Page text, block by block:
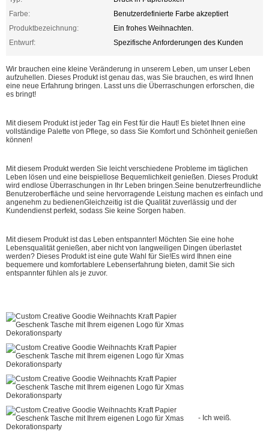
Farbe:
Benutzerdefinierte Farbe akzeptiert
Produktbezeichnung:
Ein frohes Weihnachten.
Entwurf:
Spezifische Anforderungen des Kunden
Wir brauchen eine kleine Veränderung in unserem Leben, um unser Leben
aufzuhellen. Dieses Produkt ist genau das, was Sie brauchen, es wird Ihnen
eine neue Erfahrung bringen. Lasst uns die Überraschungen erforschen, die
es bringt!
Mit diesem Produkt ist jeder Tag ein Fest für die Haut! Es bietet Ihnen eine
vollständige Palette von Pflege, so dass Sie Komfort und Schönheit genießen
können!
Mit diesem Produkt werden Sie leicht verschiedene Probleme im täglichen
Leben lösen und eine beispiellose Bequemlichkeit genießen. Dieses Produkt
wird endlose Überraschungen in Ihr Leben bringen.Seine benutzerfreundliche
Benutzeroberfläche und seine hervorragende Leistung machen es einfach und
angenehm zu bedienenGleichzeitig ist die Qualität zuverlässig und der
Kundendienst perfekt, sodass Sie keine Sorgen haben.
Mit diesem Produkt ist das Leben entspannter! Möchten Sie eine hohe
Lebensqualität genießen, aber nicht von langweiligen Dingen überlastet
werden? Dieses Produkt ist eine gute Wahl für Sie!Es wird Ihnen eine
bequemere und komfortablere Lebenserfahrung bieten, damit Sie sich
entspannter fühlen als je zuvor.
- Ich weiß.